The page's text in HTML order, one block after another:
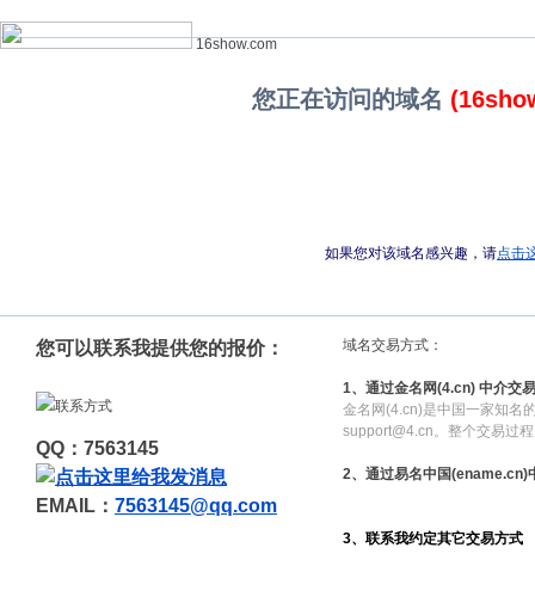
16show.com
您正在访问的域名
如果您对该域名感兴趣，请点击
您可以联系我提供您的报价：
QQ：7563145
EMAIL： 7563145@qq.com
域名交易方式：
1、通过金名网(4.cn) 中介交易
金名网(4.cn)是中国一家知名
support@4.cn。整个交易过
2、通过易名中国(ename.cn)
3、联系我约定其它交易方式